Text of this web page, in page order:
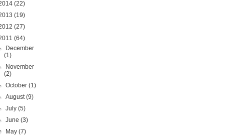
(22)
(19)
(27)
(64)
December
(1)
November
(2)
October (1)
August (9)
July (5)
June (3)
May (7)